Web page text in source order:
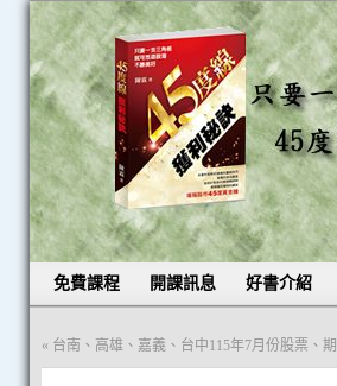
免費課程 開課訊息 好書介紹
« 台南、高雄、嘉義、台中115年7月份股票、